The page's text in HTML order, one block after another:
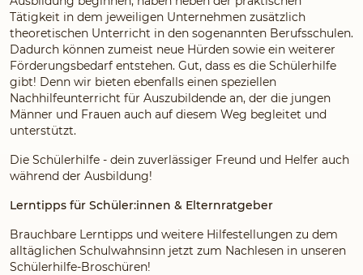
Tätigkeit in dem jeweiligen Unternehmen zusätzlich
theoretischen Unterricht in den sogenannten Berufsschulen.
Dadurch können zumeist neue Hürden sowie ein weiterer
Förderungsbedarf entstehen. Gut, dass es die Schülerhilfe
gibt! Denn wir bieten ebenfalls einen speziellen
Nachhilfeunterricht für Auszubildende an, der die jungen
Männer und Frauen auch auf diesem Weg begleitet und
unterstützt.
Die Schülerhilfe - dein zuverlässiger Freund und Helfer auch
während der Ausbildung!
Lerntipps für Schüler:innen & Elternratgeber
Brauchbare Lerntipps und weitere Hilfestellungen zu dem
alltäglichen Schulwahnsinn jetzt zum Nachlesen in unseren
Schülerhilfe-Broschüren!